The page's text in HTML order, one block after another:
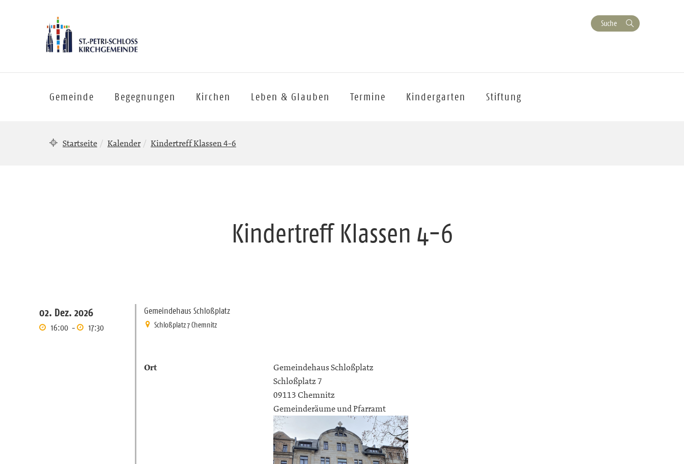
Suche
Gemeinde Begegnungen Kirchen Leben & Glauben Termine Kindergarten Stiftung
Startseite Kalender Kindertreff Klassen 4-6
Kindertreff Klassen 4-6
02. Dez. 2026
16:00 - 17:30
Gemeindehaus Schloßplatz
Schloßplatz 7 Chemnitz
Ort
Gemeindehaus Schloßplatz
Schloßplatz 7
09113 Chemnitz
Gemeinderäume und Pfarramt